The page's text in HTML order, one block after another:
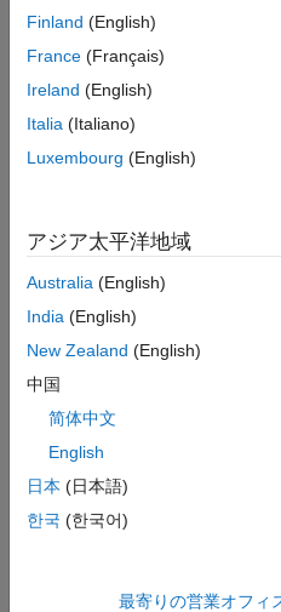
します。 レポートの生成
解析後にレポートを自動
ンの詳細については、
レ
自動レポート生成は、デ
方でサポートされています
結果をテキスト ファイ
てください。
レポートには、使用するテン
インまたは[結果の詳細]
ペイ
る情報が含まれます。結果に
ソース コードで結果を特
プラグインを使用してい
す。
とえば、MISRA
Finland (English)
France (Français)
Ireland (English)
Italia (Italiano)
Luxembourg (English)
アジア太平洋地域
Australia (English)
India (English)
New Zealand (English)
中国
简体中文
English
日本 (日本語)
한국 (한국어)
最寄りの営業オフィ